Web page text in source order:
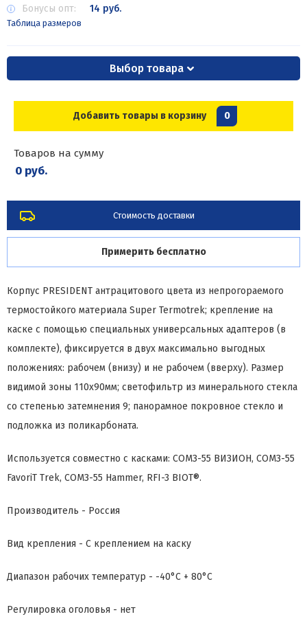
Бонусы опт:
14 руб.
Таблица размеров
Выбор товара
Добавить товары в корзину 0
Товаров на сумму
0 руб.
Стоимость доставки
Примерить бесплатно
Корпус PRESIDENT антрацитового цвета из непрогораемого
термостойкого материала Super Termotrek; крепление на
каске с помощью специальных универсальных адаптеров (в
комплекте), фиксируется в двух максимально выгодных
положениях: рабочем (внизу) и не рабочем (вверху). Размер
видимой зоны 110x90мм; светофильтр из минерального стекла
со степенью затемнения 9; панорамное покровное стекло и
подложка из поликарбоната.
Используется совместно с касками: СОМЗ-55 ВИЗИОН, СОМЗ-55
FavoriT Trek, СОМЗ-55 Hammer, RFI-3 BIOT®.
Производитель - Россия
Вид крепления - С креплением на каску
Диапазон рабочих температур - -40°C + 80°C
Регулировка оголовья - нет